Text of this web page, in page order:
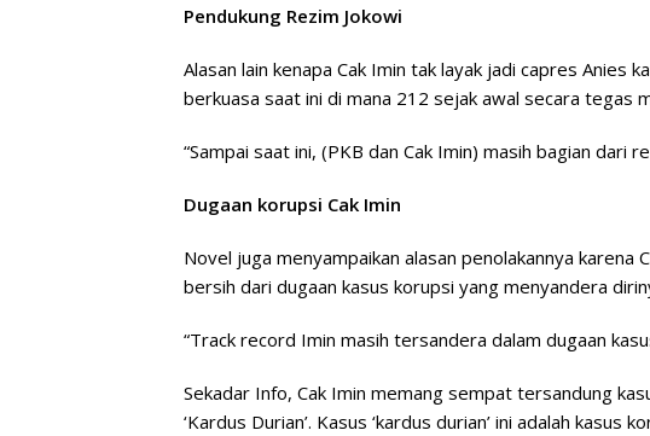
Pendukung Rezim Jokowi
Alasan lain kenapa Cak Imin tak layak jadi capres Anies
berkuasa saat ini di mana 212 sejak awal secara tegas
“Sampai saat ini, (PKB dan Cak Imin) masih bagian dari
Dugaan korupsi Cak Imin
Novel juga menyampaikan alasan penolakannya karena
bersih dari dugaan kasus korupsi yang menyandera
“Track record Imin masih tersandera dalam dugaan
Sekadar Info, Cak Imin memang sempat tersandung
‘Kardus Durian’. Kasus ‘kardus durian’ ini adalah kasus